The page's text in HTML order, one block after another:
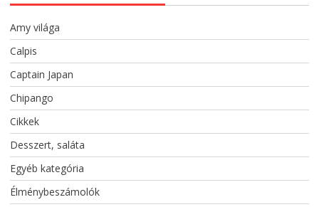
Amy világa
Calpis
Captain Japan
Chipango
Cikkek
Desszert, saláta
Egyéb kategória
Élménybeszámolók